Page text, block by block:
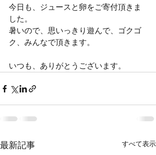
今日も、ジュースと卵をご寄付頂きま
した。
暑いので、思いっきり遊んで、ゴクゴ
ク、みんなで頂きます。
いつも、ありがとうございます。
最新記事 すべて表示